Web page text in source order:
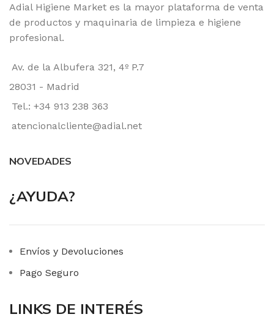
13", 14", 15", 16", 17", 18", 19",
20", 21"
Adial Higiene Market es la mayor plataforma de venta
de productos y maquinaria de limpieza e higiene
profesional.
Av. de la Albufera 321, 4º P.7
28031 - Madrid
Tel.: +34 913 238 363
atencionalcliente@adial.net
NOVEDADES
¿AYUDA?
Envíos y Devoluciones
Pago Seguro
LINKS DE INTERÉS